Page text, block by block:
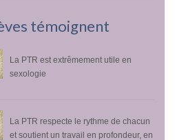
témoignent
La PTR est extrêmement utile en
sexologie
La PTR respecte le rythme de chacun
et soutient un travail en profondeur, en